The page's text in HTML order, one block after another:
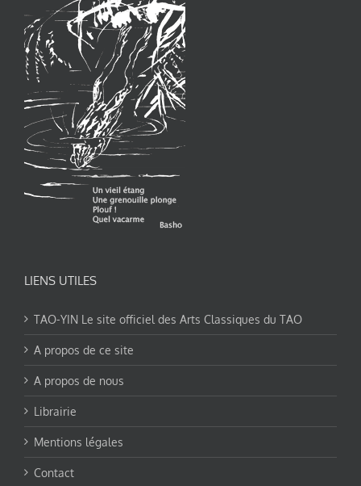
LIENS UTILES
TAO-YIN Le site officiel des Arts Classiques du TAO
A propos de ce site
A propos de nous
Librairie
Mentions légales
Contact